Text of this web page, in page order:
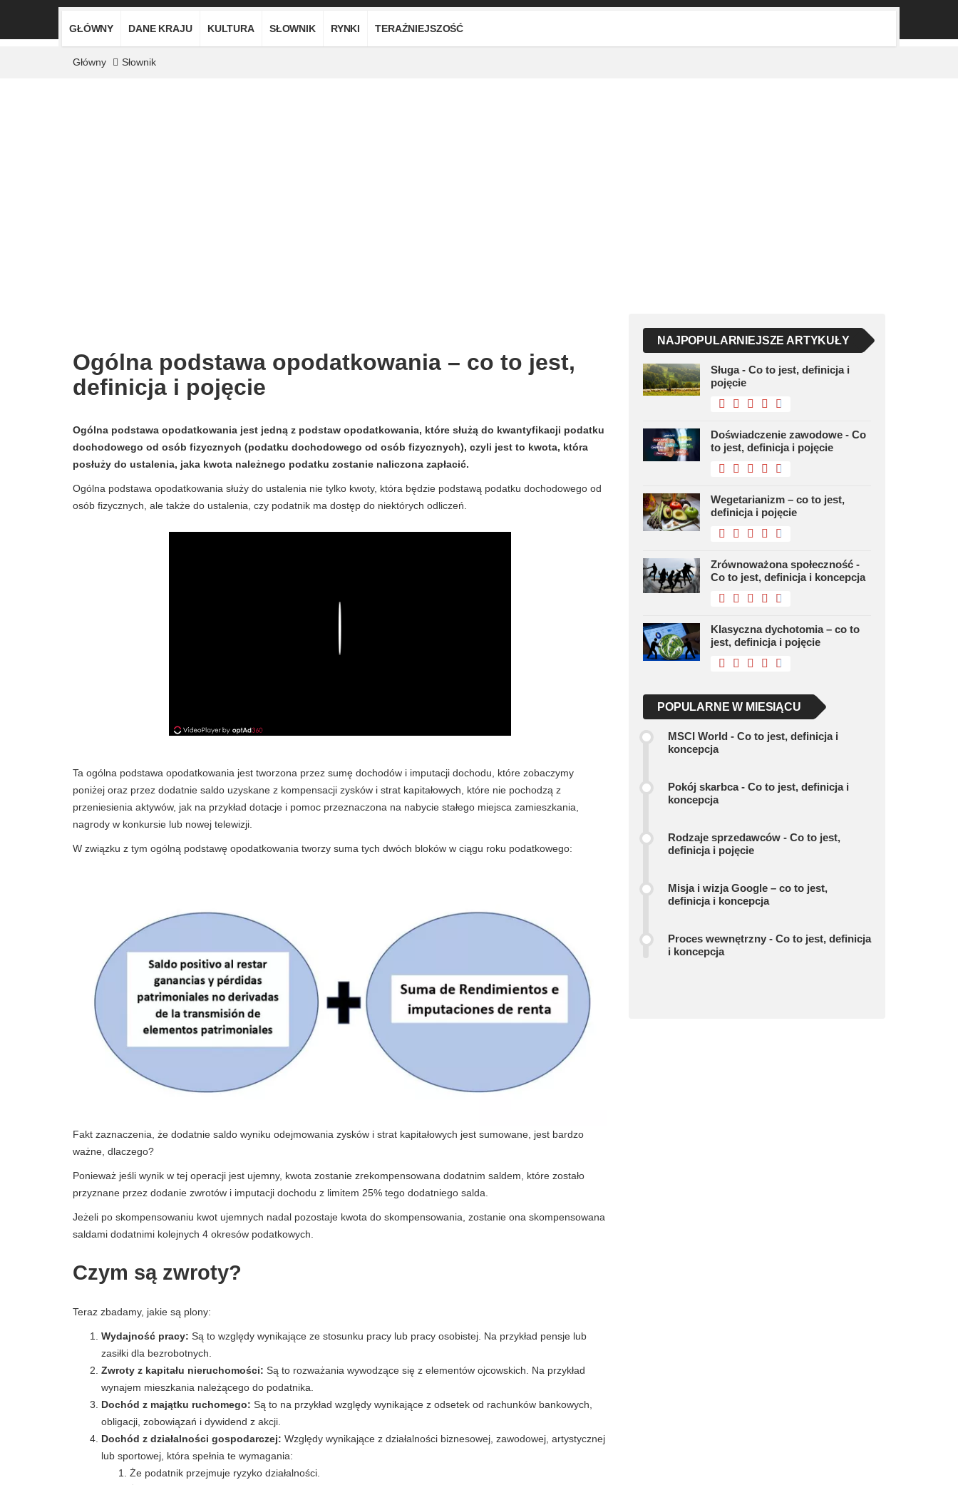
GŁÓWNY DANE KRAJU KULTURA SŁOWNIK RYNKI TERAŹNIEJSZOŚĆ
Główny Słownik
Ogólna podstawa opodatkowania – co to jest,
definicja i pojęcie
Ogólna podstawa opodatkowania jest jedną z podstaw opodatkowania, które służą do kwantyfikacji podatku
dochodowego od osób fizycznych (podatku dochodowego od osób fizycznych), czyli jest to kwota, która
posłuży do ustalenia, jaka kwota należnego podatku zostanie naliczona zapłacić.
Ogólna podstawa opodatkowania służy do ustalenia nie tylko kwoty, która będzie podstawą podatku dochodowego od
osób fizycznych, ale także do ustalenia, czy podatnik ma dostęp do niektórych odliczeń.
Ta ogólna podstawa opodatkowania jest tworzona przez sumę dochodów i imputacji dochodu, które zobaczymy
poniżej oraz przez dodatnie saldo uzyskane z kompensacji zysków i strat kapitałowych, które nie pochodzą z
przeniesienia aktywów, jak na przykład dotacje i pomoc przeznaczona na nabycie stałego miejsca zamieszkania,
nagrody w konkursie lub nowej telewizji.
W związku z tym ogólną podstawę opodatkowania tworzy suma tych dwóch bloków w ciągu roku podatkowego:
Fakt zaznaczenia, że ​​dodatnie saldo wyniku odejmowania zysków i strat kapitałowych jest sumowane, jest bardzo
ważne, dlaczego?
Ponieważ jeśli wynik w tej operacji jest ujemny, kwota zostanie zrekompensowana dodatnim saldem, które zostało
przyznane przez dodanie zwrotów i imputacji dochodu z limitem 25% tego dodatniego salda.
Jeżeli po skompensowaniu kwot ujemnych nadal pozostaje kwota do skompensowania, zostanie ona skompensowana
saldami dodatnimi kolejnych 4 okresów podatkowych.
Czym są zwroty?
Teraz zbadamy, jakie są plony:
Wydajność pracy: Są to względy wynikające ze stosunku pracy lub pracy osobistej. Na przykład pensje lub
zasiłki dla bezrobotnych.
Zwroty z kapitału nieruchomości: Są to rozważania wywodzące się z elementów ojcowskich. Na przykład
wynajem mieszkania należącego do podatnika.
Dochód z majątku ruchomego: Są to na przykład względy wynikające z odsetek od rachunków bankowych,
obligacji, zobowiązań i dywidend z akcji.
Dochód z działalności gospodarczej: Względy wynikające z działalności biznesowej, zawodowej, artystycznej
lub sportowej, która spełnia te wymagania:
Że podatnik przejmuje ryzyko działalności.
NAJPOPULARNIEJSZE ARTYKUŁY
Sługa - Co to jest, definicja i
pojęcie
Doświadczenie zawodowe - Co
to jest, definicja i pojęcie
Wegetarianizm – co to jest,
definicja i pojęcie
Zrównoważona społeczność -
Co to jest, definicja i koncepcja
Klasyczna dychotomia – co to
jest, definicja i pojęcie
POPULARNE W MIESIĄCU
MSCI World - Co to jest, definicja i
koncepcja
Pokój skarbca - Co to jest, definicja i
koncepcja
Rodzaje sprzedawców - Co to jest,
definicja i pojęcie
Misja i wizja Google – co to jest,
definicja i koncepcja
Proces wewnętrzny - Co to jest, definicja
i koncepcja